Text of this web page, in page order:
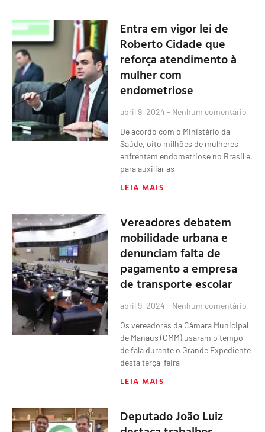
Entra em vigor lei de
Roberto Cidade que
reforça atendimento à
mulher com
endometriose
abril 9, 2024 Nenhum comentário
De acordo com o Ministério da
Saúde, oito milhões de mulheres
enfrentam endometriose no Brasil e,
para auxiliar as
LEIA MAIS
Vereadores debatem
mobilidade urbana e
denunciam falta de
pagamento a empresa
de transporte escolar
abril 9, 2024 Nenhum comentário
Os vereadores da Câmara Municipal
de Manaus (CMM) usaram o tempo
de fala durante o Grande Expediente
desta terça-feira
LEIA MAIS
Deputado João Luiz